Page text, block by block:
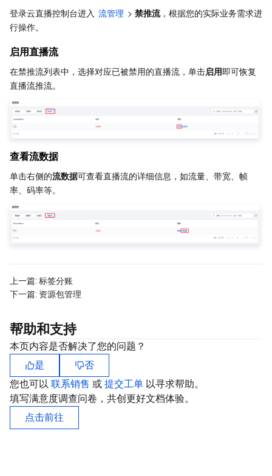
登录云直播控制台进入 流管理 > 禁推流，根据您的实际业务需求进
行操作。
启用直播流
在禁推流列表中，选择对应已被禁用的直播流，单击启用即可恢复
直播流推流。
查看流数据
单击右侧的流数据可查看直播流的详细信息，如流量、带宽、帧
率、码率等。
上一篇: 标签分账
下一篇: 资源包管理
帮助和支持
本页内容是否解决了您的问题？
是
否
您也可以 联系销售 或 提交工单 以寻求帮助。
填写满意度调查问卷，共创更好文档体验。
点击前往